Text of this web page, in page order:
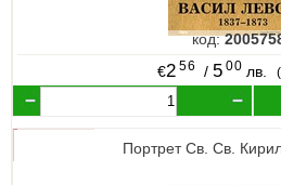
код:
€2 56 / 5 00 лв.
Портрет Св. Св.